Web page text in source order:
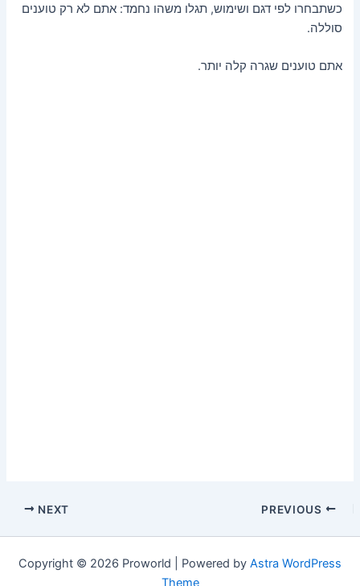
כשתבחרו לפי דגם ושימוש, תגלו משהו נחמד: אתם לא רק טוענים
סוללה.
אתם טוענים שגרה קלה יותר.
NEXT
Copyright © 2026 Proworld | Powered by Astra WordPress
Theme